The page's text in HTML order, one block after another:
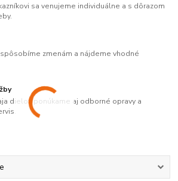
sa venujeme individuálne a s dôrazom
zmenám a nájdeme vhodné
dielov ponúkame aj odborné opravy a